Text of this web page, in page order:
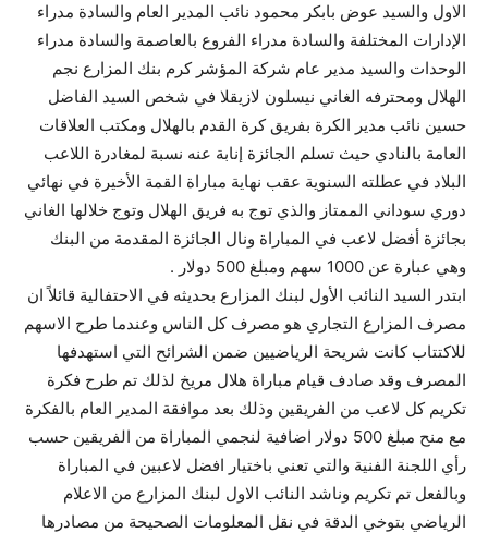
الاول والسيد عوض بابكر محمود نائب المدير العام والسادة مدراء
الإدارات المختلفة والسادة مدراء الفروع بالعاصمة والسادة مدراء
الوحدات والسيد مدير عام شركة المؤشر كرم بنك المزارع نجم
الهلال ومحترفه الغاني نيسلون لازيقلا في شخص السيد الفاضل
حسين نائب مدير الكرة بفريق كرة القدم بالهلال ومكتب العلاقات
العامة بالنادي حيث تسلم الجائزة إنابة عنه نسبة لمغادرة اللاعب
البلاد في عطلته السنوية عقب نهاية مباراة القمة الأخيرة في نهائي
دوري سوداني الممتاز والذي توج به فريق الهلال وتوج خلالها الغاني
بجائزة أفضل لاعب في المباراة ونال الجائزة المقدمة من البنك
وهي عبارة عن 1000 سهم ومبلغ 500 دولار .
ابتدر السيد النائب الأول لبنك المزارع بحديثه في الاحتفالية قائلاً ان
مصرف المزارع التجاري هو مصرف كل الناس وعندما طرح الاسهم
للاكتتاب كانت شريحة الرياضيين ضمن الشرائح التي استهدفها
المصرف وقد صادف قيام مباراة هلال مريخ لذلك تم طرح فكرة
تكريم كل لاعب من الفريقين وذلك بعد موافقة المدير العام بالفكرة
مع منح مبلغ 500 دولار اضافية لنجمي المباراة من الفريقين حسب
رأي اللجنة الفنية والتي تعني باختيار افضل لاعبين في المباراة
وبالفعل تم تكريم وناشد النائب الاول لبنك المزارع من الاعلام
الرياضي بتوخي الدقة في نقل المعلومات الصحيحة من مصادرها